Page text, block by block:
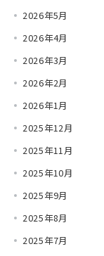
2026年5月
2026年4月
2026年3月
2026年2月
2026年1月
2025年12月
2025年11月
2025年10月
2025年9月
2025年8月
2025年7月